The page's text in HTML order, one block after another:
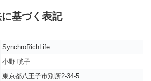
基づく表記
SynchroRichLife
小野 晄子
東京都八王子市別所2-34-5